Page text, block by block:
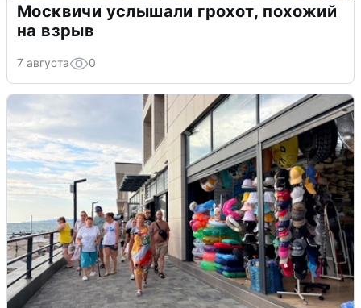
Москвичи услышали грохот, похожий
на взрыв
7 августа 0